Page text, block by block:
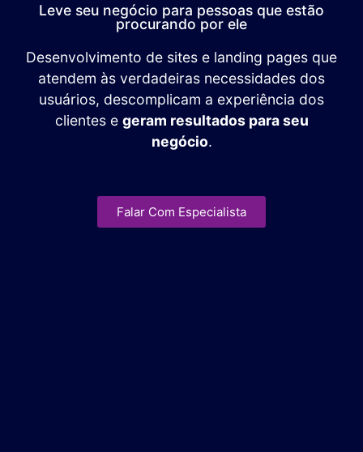
Leve seu negócio para pessoas que estão
procurando por ele
Desenvolvimento de sites e landing pages que
atendem às verdadeiras necessidades dos
usuários, descomplicam a experiência dos
clientes e geram resultados para seu
negócio.
Falar Com Especialista